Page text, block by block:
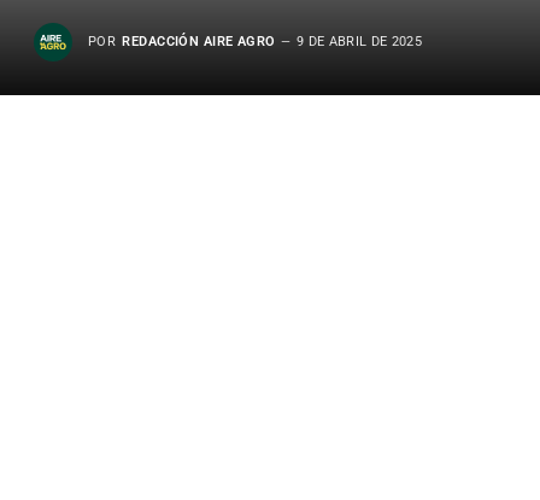
POR REDACCIÓN AIRE AGRO 9 DE ABRIL DE 2025